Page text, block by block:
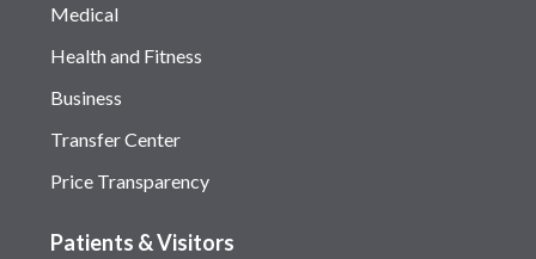
Medical
Health and Fitness
Business
Transfer Center
Price Transparency
Patients & Visitors